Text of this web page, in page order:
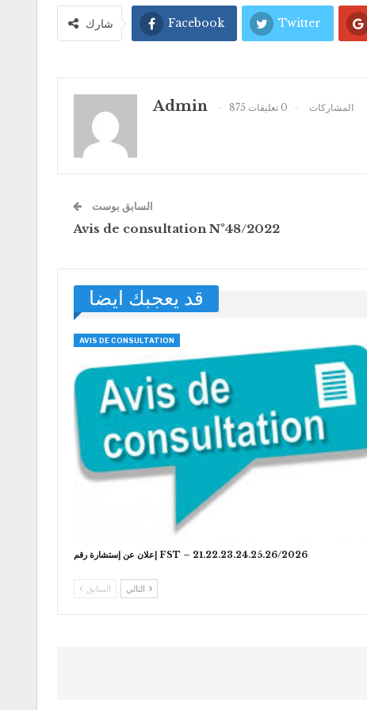
شارك Facebook Twitter
Admin 875 المشاركات 0 تعليقات
السابق بوست
Avis de consultation N°48/2022
قد يعجبك ايضا
AVIS DE CONSULTATION
إعلان عن إستشارة رقم FST – 21.22.23.24.25.26/2026
السابق